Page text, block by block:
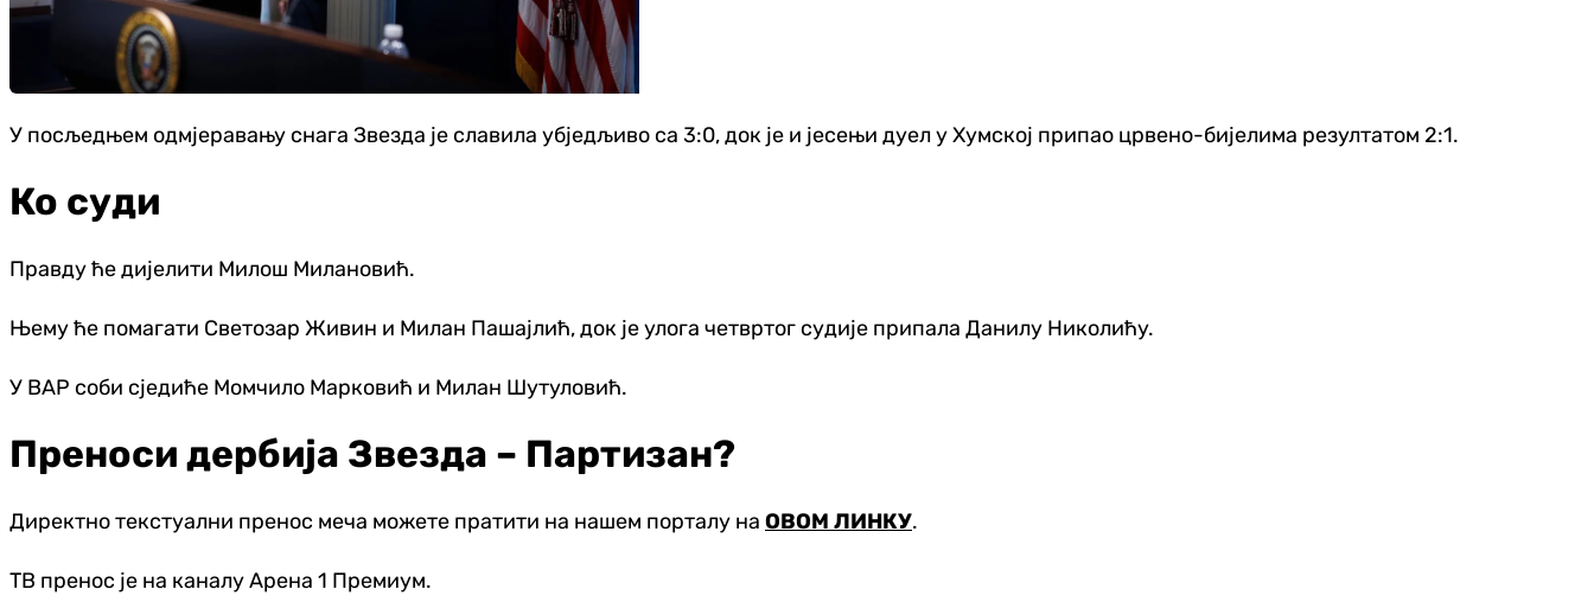
У посљедњем одмјеравању снага Звезда је славила убједљиво са 3:0, док је и јесењи дуел у Хумској припао црвено-бијелима резултатом 2:1.
Ко суди
Правду ће дијелити Милош Милановић.
Њему ће помагати Светозар Живин и Милан Пашајлић, док је улога четвртог судије припала Данилу Николићу.
У ВАР соби сједиће Момчило Марковић и Милан Шутуловић.
Преноси дербија Звезда – Партизан?
Директно текстуални пренос меча можете пратити на нашем порталу на ОВОМ ЛИНКУ.
ТВ пренос је на каналу Арена 1 Премиум.